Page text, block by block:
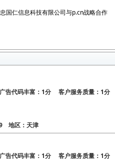
国仁信息科技有限公司与p.cn战略合作
代码丰富：1分 客户服务质量：1分
地区：天津
代码丰富：1分 客户服务质量：1分